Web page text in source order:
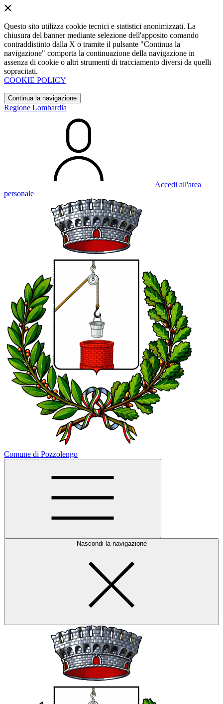
Questo sito utilizza cookie tecnici e statistici anonimizzati. La
chiusura del banner mediante selezione dell'apposito comando
contraddistinto dalla X o tramite il pulsante "Continua la
navigazione" comporta la continuazione della navigazione in
assenza di cookie o altri strumenti di tracciamento diversi da quelli
sopracitati.
COOKIE POLICY
Continua la navigazione
Regione Lombardia
Accedi all'area
personale
Comune di Pozzolengo
Nascondi la navigazione